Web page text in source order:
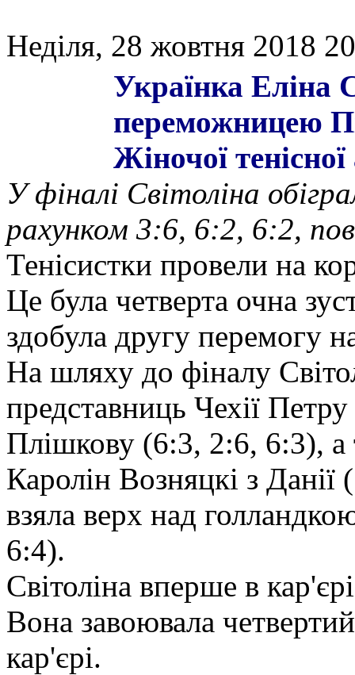
Неділя, 28 жовтня 2018
Українка Еліна
переможницею
Жіночої
У фіналі Світоліна
рахунком 3:6, 6:2, 6:2,
Тенісистки провели на
Це була четверта очна
здобула другу перемогу
На шляху до фіналу
представниць Чехії
Плішкову (6:3, 2:6, 6:3), а
Каролін Возняцкі з
взяла верх над
6:4).
Світоліна вперше в
Вона завоювала
кар'єрі.